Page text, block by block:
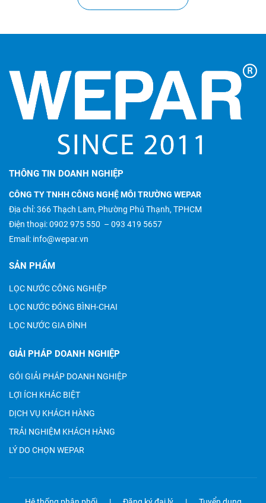
THÔNG TIN DOANH NGHIỆP
CÔNG TY TNHH CÔNG NGHỆ MÔI TRƯỜNG WEPAR
Địa chỉ: 366 Thạch Lam, Phường Phú Thạnh, TPHCM
Điện thoại:0902 975 550 – 093 419 5657
Email: info@wepar.vn
SẢN PHẨM
LỌC NƯỚC CÔNG NGHIỆP
LỌC NƯỚC ĐÓNG BÌNH-CHAI
LỌC NƯỚC GIA ĐÌNH
GIẢI PHÁP DOANH NGHIỆP
GÓI GIẢI PHÁP DOANH NGHIỆP
LỢI ÍCH KHÁC BIỆT
DỊCH VỤ KHÁCH HÀNG
TRẢI NGHIỆM KHÁCH HÀNG
LÝ DO CHỌN WEPAR